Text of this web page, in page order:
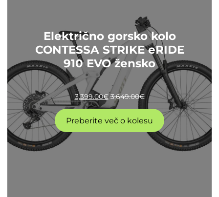
Električno gorsko kolo
CONTESSA STRIKE eRIDE
910 EVO žensko
3,399.00€ 3,649.00€
Preberite več o kolesu